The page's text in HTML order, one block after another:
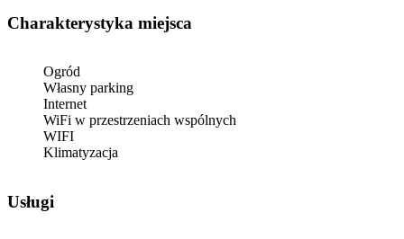
Charakterystyka miejsca
Ogród
Własny parking
Internet
WiFi w przestrzeniach wspólnych
WIFI
Klimatyzacja
Usługi